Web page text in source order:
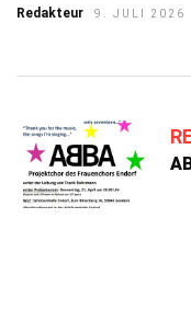
Redakteur 9. JULI 2026